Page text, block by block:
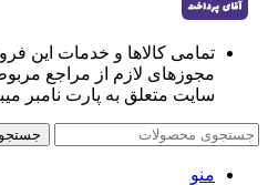
تمامی کالاها و خدمات این
مجوزهای لازم از مراجع
سایت متعلق به پارت نامبر
جستجو
منو